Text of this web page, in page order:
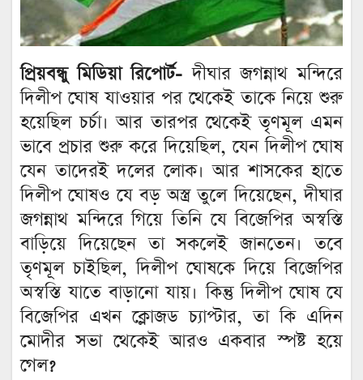
প্রিয়বন্ধু মিডিয়া রিপোর্ট-দীঘার জগন্নাথ মন্দিরে
দিলীপ ঘোষ যাওয়ার পর থেকেই তাকে নিয়ে শুরু
হয়েছিল চর্চা। আর তারপর থেকেই তৃণমূল এমন
ভাবে প্রচার শুরু করে দিয়েছিল, যেন দিলীপ ঘোষ
যেন তাদেরই দলের লোক। আর শাসকের হাতে
দিলীপ ঘোষও যে বড় অস্ত্র তুলে দিয়েছেন, দীঘার
জগন্নাথ মন্দিরে গিয়ে তিনি যে বিজেপির অস্বস্তি
বাড়িয়ে দিয়েছেন তা সকলেই জানতেন। তবে
তৃণমূল চাইছিল, দিলীপ ঘোষকে দিয়ে বিজেপির
অস্বস্তি যাতে বাড়ানো যায়। কিন্তু দিলীপ ঘোষ যে
বিজেপির এখন ক্লোজড চ্যাপ্টার, তা কি এদিন
মোদীর সভা থেকেই আরও একবার স্পষ্ট হয়ে
গেল?